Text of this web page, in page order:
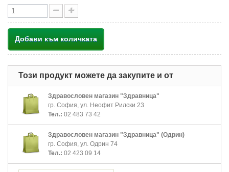
Добави към количката
Този продукт можете да закупите и от
Здравословен магазин "Здравница"
гр. София, ул. Неофит Рилски 23
Тел.: 02 483 73 42
Здравословен магазин "Здравница" (Одрин)
гр. София, ул. Одрин 74
Тел.: 02 423 09 14